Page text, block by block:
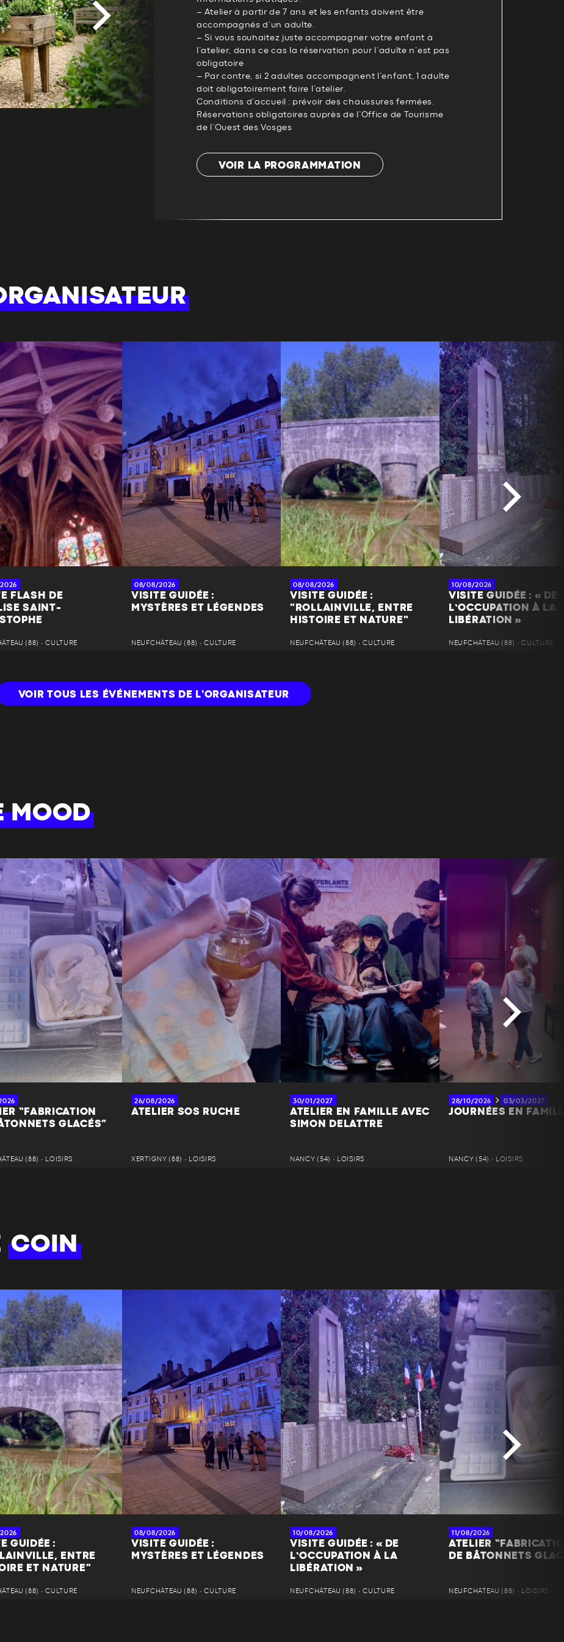
– Atelier à partir de 7 ans et les enfants doivent être
accompagnés d’un adulte.
– Si vous souhaitez juste accompagner votre enfant à
l’atelier, dans ce cas la réservation pour l’adulte n’est pas
obligatoire
– Par contre, si 2 adultes accompagnent l’enfant, 1 adulte
doit obligatoirement faire l’atelier.
Conditions d’accueil : prévoir des chaussures fermées.
Réservations obligatoires auprès de l’Office de Tourisme
de l’Ouest des Vosges
VOIR LA PROGRAMMATION
FLASH DE
SAINT-
(88) • CULTURE
08/08/2026
VISITE GUIDÉE :
MYSTÈRES ET LÉGENDES
NEUFCHÂTEAU (88) • CULTURE
08/08/2026
VISITE GUIDÉE :
"ROLLAINVILLE, ENTRE
HISTOIRE ET NATURE"
NEUFCHÂTEAU (88) • CULTURE
10/08/2026
VISITE GUIDÉE : « DE
L’OCCUPATION À LA
LIBÉRATION »
NEUFCHÂTEAU (88) • CULTURE
VOIR TOUS LES ÉVÉNEMENTS DE L'ORGANISATEUR
MOOD
“FABRICATION
GLACÉS”
(88) • LOISIRS
26/08/2026
ATELIER SOS RUCHE
XERTIGNY (88) • LOISIRS
30/01/2027
ATELIER EN FAMILLE AVEC
SIMON DELATTRE
NANCY (54) • LOISIRS
28/10/2026 03/03/2027
JOURNÉES EN
NANCY (54) • LOISIRS
COIN
GUIDÉE :
ENTRE
ET NATURE"
(88) • CULTURE
08/08/2026
VISITE GUIDÉE :
MYSTÈRES ET LÉGENDES
NEUFCHÂTEAU (88) • CULTURE
10/08/2026
VISITE GUIDÉE : « DE
L’OCCUPATION À LA
LIBÉRATION »
NEUFCHÂTEAU (88) • CULTURE
11/08/2026
ATELIER
DE BÂTONNETS
NEUFCHÂTEAU (88) • LOISIRS